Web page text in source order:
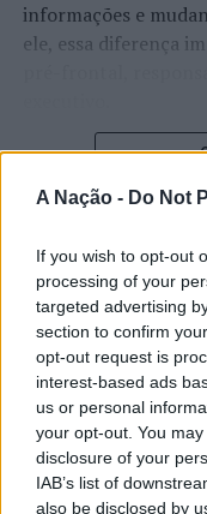
A Nação - Do Not
If you wish to opt-out
processing of your
targeted advertising
section to confirm
opt-out request is
interest-based ads
us or personal
your opt-out. You
disclosure of your
IAB’s list of
also be disclosed by
informações e
ele, essa diferença
O pesquisador
estimulam
cérebro,
tarefas inacabadas
aumentam a
prolongado pode
prejudicar o
Fabiano de Abreu
evidências de que o
genéticas na
afirma, ocorre por
ATUALIDADE
“Millennium
regressou
vitória do
Publicado 2
Ígor Lopes